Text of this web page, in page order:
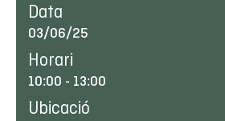
Data
03/06/25
Horari
10:00 - 13:00
Ubicació